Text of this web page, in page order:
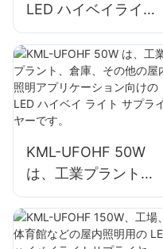
LED ハイベイライト
は、工業工場や倉庫
などの屋内スペース
に最適です。
KML-UFOHF 50W
は、工業プラント、
倉庫、その他の屋内
照明アプリケーショ
ン向けの LED ハイ